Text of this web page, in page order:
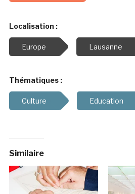
Localisation :
Europe Lausanne
Thématiques :
Culture Education
Similaire